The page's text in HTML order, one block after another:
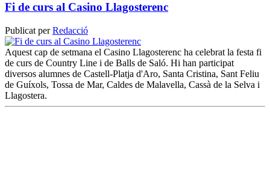
Fi de curs al Casino Llagosterenc
Publicat perRedacció
Aquest cap de setmana el Casino Llagosterenc ha celebrat la festa fi
de curs de Country Line i de Balls de Saló. Hi han participat
diversos alumnes de Castell-Platja d'Aro, Santa Cristina, Sant Feliu
de Guíxols, Tossa de Mar, Caldes de Malavella, Cassà de la Selva i
Llagostera.